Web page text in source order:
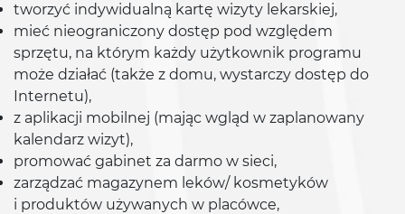
tworzyć indywidualną kartę wizyty lekarskiej,
mieć nieograniczony dostęp pod względem
sprzętu, na którym każdy użytkownik programu
może działać (także z domu, wystarczy dostęp do
Internetu),
z aplikacji mobilnej (mając wgląd w zaplanowany
kalendarz wizyt),
promować gabinet za darmo w sieci,
zarządzać magazynem leków/ kosmetyków
i produktów używanych w placówce,